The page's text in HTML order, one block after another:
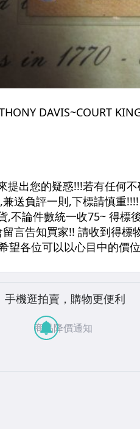
手機逛拍賣，購物更便利
商品降價通知